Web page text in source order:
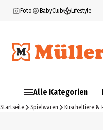
Foto BabyClub Lifestyle
Alle Kategorien
Startseite Spielwaren Kuscheltiere &